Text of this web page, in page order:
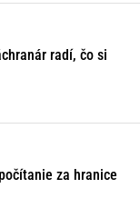
radí, čo si
za hranice